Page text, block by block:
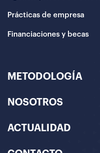
Prácticas de empresa
Financiaciones y becas
METODOLOGÍA
NOSOTROS
ACTUALIDAD